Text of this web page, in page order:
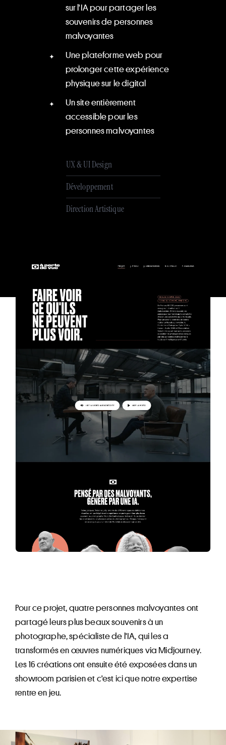
sur l'IA pour partager les
souvenirs de personnes
malvoyantes
Une plateforme web pour
prolonger cette expérience
physique sur le digital
Un site entièrement
accessible pour les
personnes malvoyantes
UX & UI Design
Développement
Direction Artistique
Pour ce projet, quatre personnes malvoyantes ont
partagé leurs plus beaux souvenirs à un
photographe, spécialiste de l'IA, qui les a
transformés en œuvres numériques via Midjourney.
Les 16 créations ont ensuite été exposées dans un
showroom parisien et c'est ici que notre expertise
rentre en jeu.